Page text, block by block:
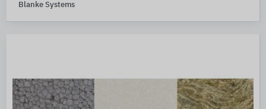
Blanke Systems